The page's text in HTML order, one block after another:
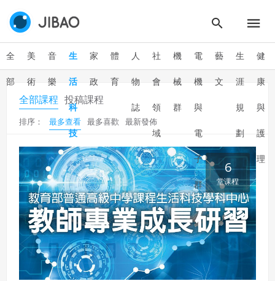
全
部
美
術
音
樂
生
活
科
技
家
政
體
育
人
物
誌
社
會
領
域
機
械
群
電
機
與
電
子
群
藝
文
生
涯
規
劃
健
康
與
護
理
全部課程 投稿課程
排序： 最多查看 最多喜歡 最新發佈
6
堂课程